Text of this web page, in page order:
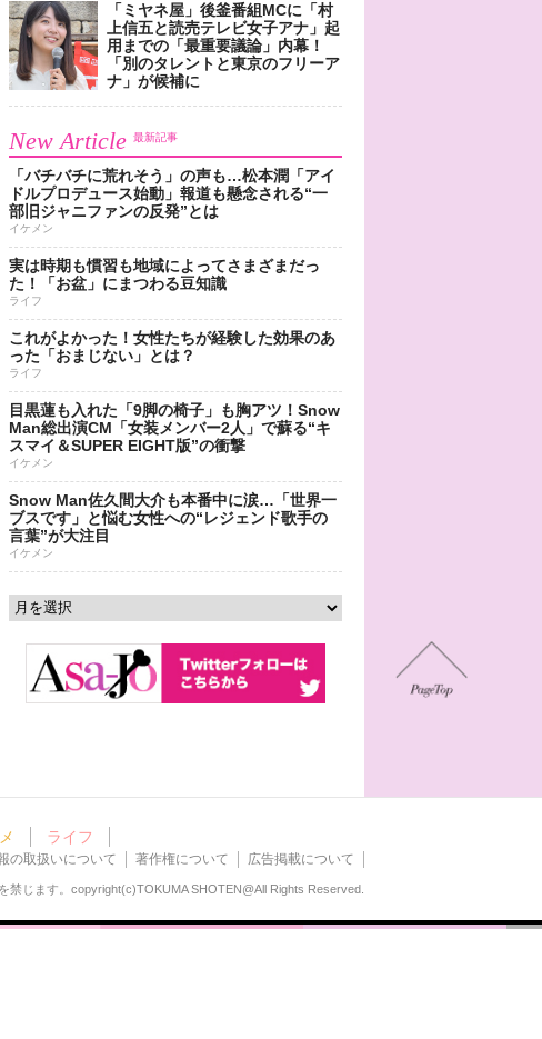
「ミヤネ屋」後釜番組MCに「村
上信五と読売テレビ女子アナ」起
用までの「最重要議論」内幕！
「別のタレントと東京のフリーア
ナ」が候補に
New Article 最新記事
「バチバチに荒れそう」の声も…松本潤「アイ
ドルプロデュース始動」報道も懸念される“一
部旧ジャニファンの反発”とは
イケメン
実は時期も慣習も地域によってさまざまだっ
た！「お盆」にまつわる豆知識
ライフ
これがよかった！女性たちが経験した効果のあ
った「おまじない」とは？
ライフ
目黒蓮も入れた「9脚の椅子」も胸アツ！Snow
Man総出演CM「女装メンバー2人」で蘇る“キ
スマイ＆SUPER EIGHT版”の衝撃
イケメン
Snow Man佐久間大介も本番中に涙…「世界一
ブスです」と悩む女性への“レジェンド歌手の
言葉”が大注目
イケメン
ライフ
の取扱いについて 著作権について 広告掲載について
禁じます。 copyright(c)TOKUMA SHOTEN@All Rights Reserved.